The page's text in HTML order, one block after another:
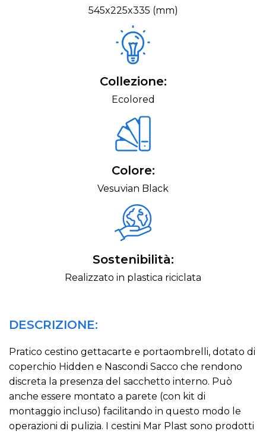
545x225x335 (mm)
Collezione:
Ecolored
Colore:
Vesuvian Black
Sostenibilità:
Realizzato in plastica riciclata
DESCRIZIONE:
Pratico cestino gettacarte e portaombrelli, dotato di
coperchio Hidden e Nascondi Sacco che rendono
discreta la presenza del sacchetto interno. Può
anche essere montato a parete (con kit di
montaggio incluso) facilitando in questo modo le
operazioni di pulizia. I cestini Mar Plast sono prodotti